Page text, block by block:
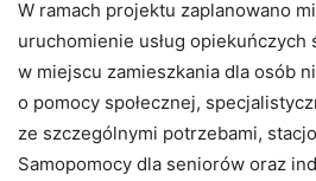
W ramach projektu zaplanowano
uruchomienie usług opiekuńczych
w miejscu zamieszkania dla osób
o pomocy społecznej,
ze szczególnymi potrzebami,
Samopomocy dla seniorów oraz